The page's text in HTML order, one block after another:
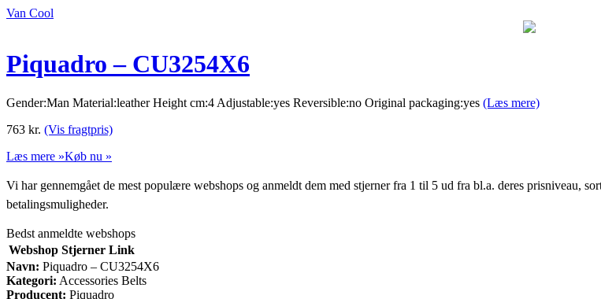
Van Cool
Piquadro – CU3254X6
Gender:Man Material:leather Height cm:4 Adjustable:yes Reversible:no Original packaging:yes (Læs mere)
763 kr. (Vis fragtpris)
Læs mere »Køb nu »
Vi har gennemgået de mest populære webshops og anmeldt dem med stjerner fra 1 til 5 ud fra bl.a. deres prisniveau,
betalingsmuligheder.
Bedst anmeldte webshops
Webshop Stjerner Link
Navn: Piquadro – CU3254X6
Kategori: Accessories Belts
Producent: Piquadro